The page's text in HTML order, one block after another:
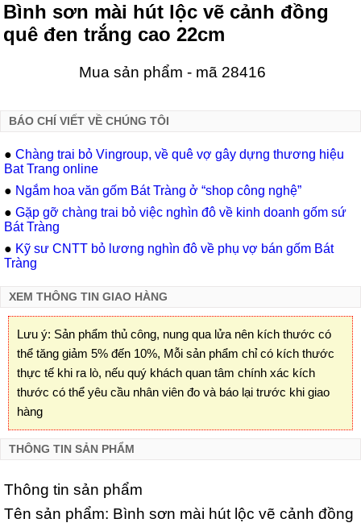
Bình sơn mài hút lộc vẽ cảnh đồng
quê đen trắng cao 22cm
Mua sản phẩm - mã 28416
BÁO CHÍ VIẾT VỀ CHÚNG TÔI
● Chàng trai bỏ Vingroup, về quê vợ gây dựng thương hiệu
Bat Trang online
● Ngắm hoa văn gốm Bát Tràng ở “shop công nghệ”
● Gặp gỡ chàng trai bỏ việc nghìn đô về kinh doanh gốm sứ
Bát Tràng
● Kỹ sư CNTT bỏ lương nghìn đô về phụ vợ bán gốm Bát
Tràng
XEM THÔNG TIN GIAO HÀNG
Lưu ý: Sản phẩm thủ công, nung qua lửa nên kích thước có
thể tăng giảm 5% đến 10%, Mỗi sản phẩm chỉ có kích thước
thực tế khi ra lò, nếu quý khách quan tâm chính xác kích
thước có thể yêu cầu nhân viên đo và báo lại trước khi giao
hàng
THÔNG TIN SẢN PHẨM
Thông tin sản phẩm
Tên sản phẩm: Bình sơn mài hút lộc vẽ cảnh đồng